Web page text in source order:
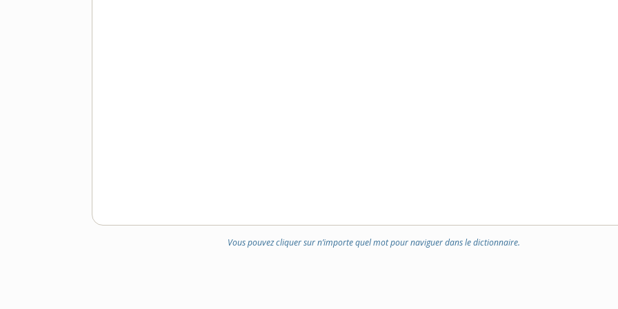
Vous pouvez cliquer sur n’importe quel mot pour naviguer dans le dictionnaire.